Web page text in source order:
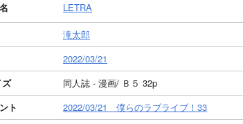
LETRA
滝太郎
2022/03/21
同人誌 - 漫画/ Ｂ５ 32p
ト
2022/03/21 僕らのラブライブ！33